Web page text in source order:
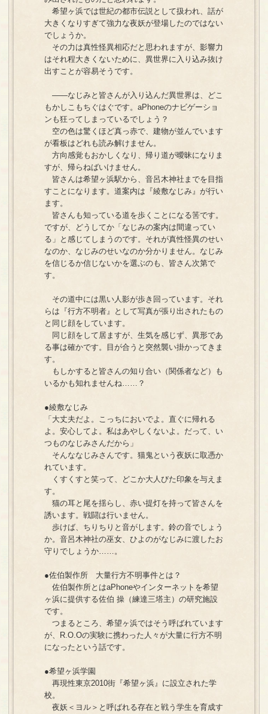
希望ヶ浜では世紀の都市伝説として扱われ、話が
大きくなりすぎて強力な夜妖が登場したのではない
でしょうか。
その力は真性怪異相応だと思われますが、影響力
はそれ程大きくないために、異世界に入り込み抜け
出すことが容易そうです。
――なじみと皆さんが入り込んだ異世界は、どこ
もかしこもちぐはぐです。aPhoneのナビゲーショ
ンも狂ってしまっているでしょう？
空の色は驚くほど真っ赤で、建物が並んでいます
が看板はどれも読み解けません。
方向感覚もおかしくなり、帰り道が曖昧になりま
すが、帰らねばいけません。
皆さんは希望ヶ浜駅から、音呂木神社までを目指
すことになります。道案内は『綾敷なじみ』が行い
ます。
皆さんも知っている道を歩くことになる筈です。
ですが、どうしてか「なじみの案内は間違ってい
る」と感じてしまうのです。それが真性怪異のせい
なのか、なじみのせいなのか分かりません。なじみ
を信じるか信じないかを選ぶのも、皆さん次第で
す。
その道中には黒い人影が歩き回っています。それ
らは『行方不明者』として写真が張り出されたもの
と同じ顔をしています。
同じ顔をして居ますが、生気を感じず、異形であ
る事は確かです。目が合うと突然襲い掛かってきま
す。
もしかすると皆さんの知り合い（関係者など）も
いるかも知れませんね……？
●綾敷なじみ
「大丈夫だよ。こっちにおいでよ。直ぐに帰れる
よ。安心してよ。私はあやしくないよ。だって、い
つものなじみさんだから」
そんななじみさんです。猫鬼という夜妖に取憑か
れています。
くすくすと笑って、どこか大人びた印象を与えま
す。
猫の耳と尾を揺らし、赤い提灯を持って皆さんを
誘います。戦闘は行いません。
歩けば、ちりちりと音がします。鈴の音でしょう
か。音呂木神社の巫女、ひよのがなじみに渡したお
守りでしょうか……。
●佐伯製作所 大量行方不明事件とは？
佐伯製作所とはaPhoneやインターネットを希望
ヶ浜に提供する佐伯 操（練達三塔主）の研究施設
です。
つまるところ、希望ヶ浜ではそう呼ばれています
が、R.O.Oの実験に携わった人々が大量に行方不明
になったという話です。
●希望ヶ浜学園
再現性東京2010街『希望ヶ浜』に設立された学
校。
夜妖＜ヨル＞と呼ばれる存在と戦う学生を育成す